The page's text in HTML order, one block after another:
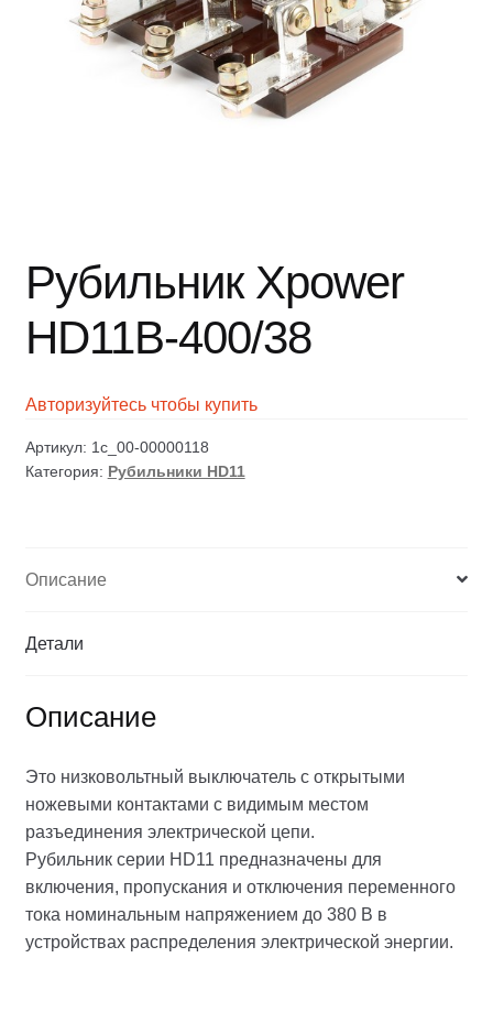
Рубильник Xpower
HD11B-400/38
Авторизуйтесь чтобы купить
Артикул: 1c_00-00000118
Категория: Рубильники HD11
Описание
Детали
Описание
Это низковольтный выключатель с открытыми
ножевыми контактами с видимым местом
разъединения электрической цепи.
Рубильник серии HD11 предназначены для
включения, пропускания и отключения переменного
тока номинальным напряжением до 380 В в
устройствах распределения электрической энергии.